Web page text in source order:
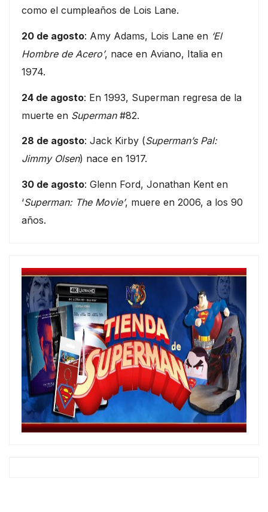
como el cumpleaños de Lois Lane.
20 de agosto: Amy Adams, Lois Lane en ‘El
Hombre de Acero’, nace en Aviano, Italia en
1974.
24 de agosto: En 1993, Superman regresa de la
muerte en Superman#82.
28 de agosto: Jack Kirby (Superman’s Pal:
Jimmy Olsen) nace en 1917.
30 de agosto: Glenn Ford, Jonathan Kent en
‘Superman: The Movie’, muere en 2006, a los 90
años.